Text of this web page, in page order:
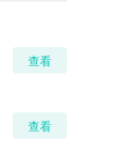
查看
查看